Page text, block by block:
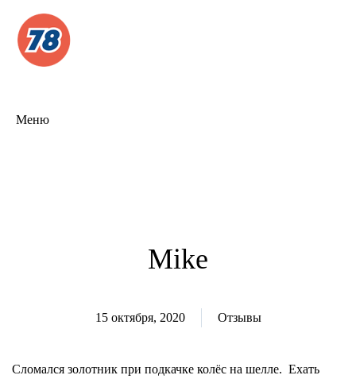
Меню
Mike
15 октября, 2020 Отзывы
Сломался золотник при подкачке колёс на шелле. Ехать